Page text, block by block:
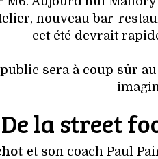
nouveau bar-
cet été devrait
sera à coup sûr
De la street
et son coach Paul